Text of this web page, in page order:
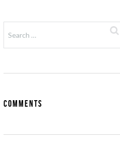
Comments